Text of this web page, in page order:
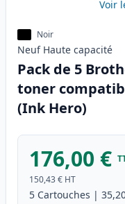
Voir
Noir
Neuf Haute capacité
Pack de 5
toner
(Ink Hero)
176,00 €
150,43 € HT
5 Cartouches |